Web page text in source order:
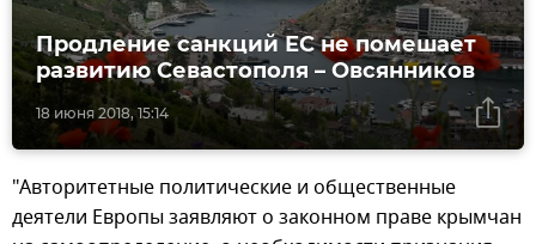
18 июня 2018, 15:14
Продление санкций ЕС не помешает
развитию Севастополя – Овсянников
"Авторитетные политические и общественные
деятели Европы заявляют о законном праве крымчан